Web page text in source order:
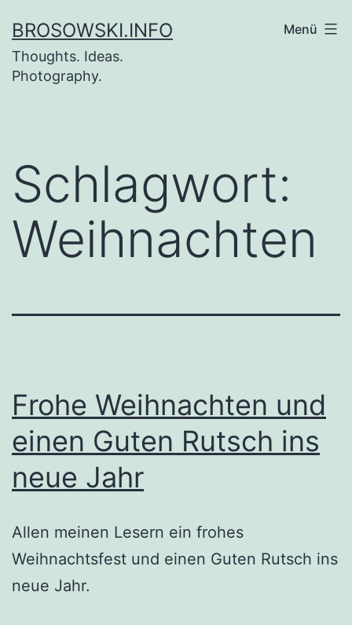
Inhalt
springen
BROSOWSKI.INFO
Thoughts. Ideas.
Photography.
Menü
Schlagwort:
Weihnachten
Frohe Weihnachten und
einen Guten Rutsch ins
neue Jahr
Allen meinen Lesern ein frohes
Weihnachtsfest und einen Guten Rutsch ins
neue Jahr.